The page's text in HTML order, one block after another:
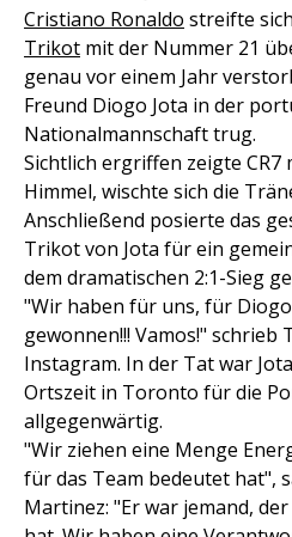
Cristiano Ronaldo streifte
Trikot mit der Nummer 21
genau vor einem Jahr
Freund Diogo Jota in der
Nationalmannschaft trug.
Sichtlich ergriffen zeigte CR7
Himmel, wischte sich die
Anschließend posierte das
Trikot von Jota für ein
dem dramatischen 2:1-Sieg
"Wir haben für uns, für
gewonnen!!! Vamos!" schrieb
Instagram. In der Tat war
Ortszeit in Toronto für die
allgegenwärtig.
"Wir ziehen eine Menge
für das Team bedeutet hat",
Martinez: "Er war jemand,